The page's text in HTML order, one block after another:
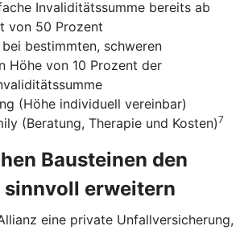
Invaliditätssumme bereits ab
von 50 Prozent
bestimmten, schweren
Höhe von 10 Prozent der
(Höhe individuell vereinbar)
(Beratung, Therapie und Kosten)7
Bausteinen den
erweitern
eine private Unfallversicherung,